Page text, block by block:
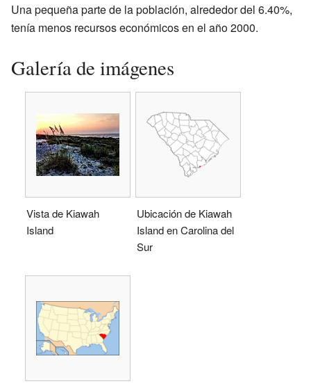
Una pequeña parte de la población, alrededor del 6.40%,
tenía menos recursos económicos en el año 2000.
Galería de imágenes
Vista de Kiawah
Island
Ubicación de Kiawah
Island en Carolina del
Sur